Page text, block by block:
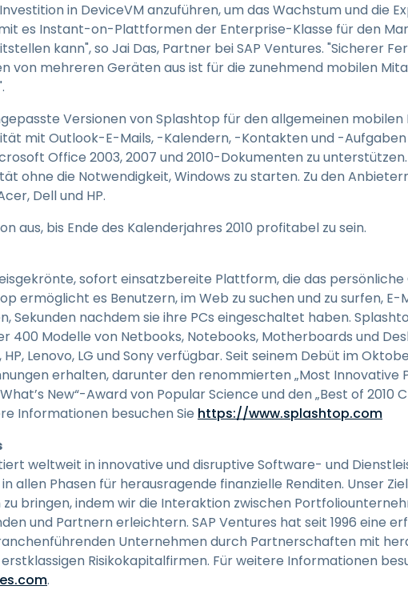
in DeviceVM anzuführen, um das Wachstum und die
es Instant-on-Plattformen der Enterprise-Klasse für den
kann", so Jai Das, Partner bei SAP Ventures. "Sicherer
von mehreren Geräten aus ist für die zunehmend mobilen
Versionen von Splashtop für den allgemeinen
mit Outlook-E-Mails, -Kalendern, -Kontakten und -Aufgaben
Office 2003, 2007 und 2010-Dokumenten zu
ohne die Notwendigkeit, Windows zu starten. Zu den
Dell und HP.
aus, bis Ende des Kalenderjahres 2010 profitabel zu sein.
sofort einsatzbereite Plattform, die das
ermöglicht es Benutzern, im Web zu suchen und zu surfen, E-
Sekunden nachdem sie ihre PCs eingeschaltet haben.
400 Modelle von Netbooks, Notebooks, Motherboards und
HP, Lenovo, LG und Sony verfügbar. Seit seinem Debüt im
erhalten, darunter den renommierten „Most Innovative
New“-Award von Popular Science und den „Best of 2010
Informationen besuchen Sie https://www.splashtop.com
weltweit in innovative und disruptive Software- und
allen Phasen für herausragende finanzielle Renditen. Unser
bringen, indem wir die Interaktion zwischen
und Partnern erleichtern. SAP Ventures hat seit 1996 eine
Unternehmen durch Partnerschaften mit
Risikokapitalfirmen. Für weitere Informationen
.